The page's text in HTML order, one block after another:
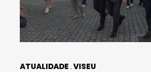
ATUALIDADE VISEU